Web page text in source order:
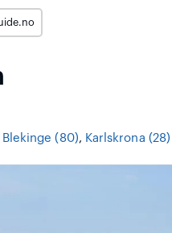
Blekinge (80), Karlskrona (28)